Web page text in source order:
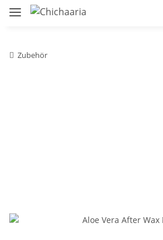
Zubehör